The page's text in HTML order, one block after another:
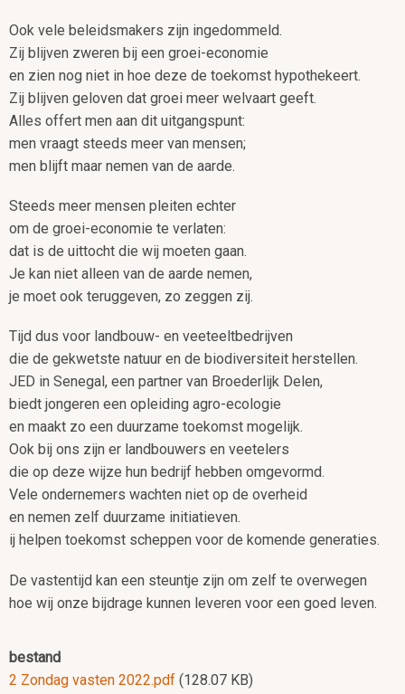
Ook vele beleidsmakers zijn ingedommeld.
Zij blijven zweren bij een groei-economie
en zien nog niet in hoe deze de toekomst hypothekeert.
Zij blijven geloven dat groei meer welvaart geeft.
Alles offert men aan dit uitgangspunt:
men vraagt steeds meer van mensen;
men blijft maar nemen van de aarde.
Steeds meer mensen pleiten echter
om de groei-economie te verlaten:
dat is de uittocht die wij moeten gaan.
Je kan niet alleen van de aarde nemen,
je moet ook teruggeven, zo zeggen zij.
Tijd dus voor landbouw- en veeteeltbedrijven
die de gekwetste natuur en de biodiversiteit herstellen.
JED in Senegal, een partner van Broederlijk Delen,
biedt jongeren een opleiding agro-ecologie
en maakt zo een duurzame toekomst mogelijk.
Ook bij ons zijn er landbouwers en veetelers
die op deze wijze hun bedrijf hebben omgevormd.
Vele ondernemers wachten niet op de overheid
en nemen zelf duurzame initiatieven.
ij helpen toekomst scheppen voor de komende generaties.
De vastentijd kan een steuntje zijn om zelf te overwegen
hoe wij onze bijdrage kunnen leveren voor een goed leven.
bestand
2 Zondag vasten 2022.pdf (128.07 KB)